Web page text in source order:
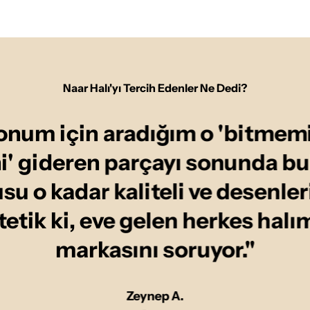
Naar Halı'yı Tercih Edenler Ne Dedi?
için aradığım o
gideren parçayı sonunda
o kadar kaliteli ve
ki, eve gelen herkes
markasını soruyor."
Zeynep A.